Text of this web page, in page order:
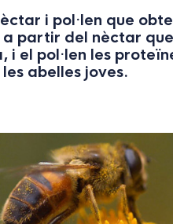
i pol·len que
partir del nèctar
i el pol·len les
abelles joves.